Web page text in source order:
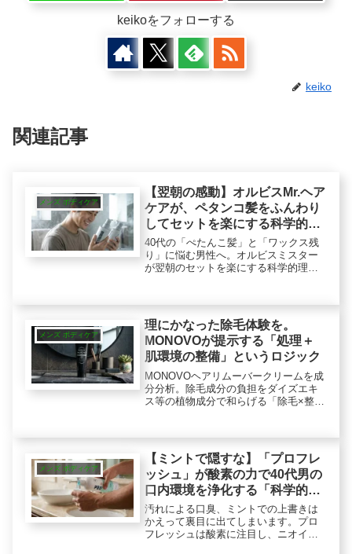
keikoをフォローする
keiko
関連記事
メンズ ボディケア
【翌朝の感動】オルビスMr.ヘア
ケアが、ペタンコ髪をふんわり
してセットを楽にする科学的理
由
40代の「ぺたんこ髪」と「ワックス残
り」に悩む男性へ。オルビスミスター
が翌朝のセットを楽にする科学的理由
ふんわり立ち上がる仕上がりの秘密と
は？haruとの比較も。
メンズ ボディケア
理にかなった除毛体験を。
MONOVOが提示する「処理＋
肌環境の整備」というロジック
MONOVOヘアリムーバークリームを成
分分析。除毛成分の負担をダイズエキ
ス等の植物成分で和らげる「除毛×整
を防ぎ、清潔感ある肌へ。40代の敏感
肌に寄り添う設計を紐解きます。
メンズ ボディケア
【ミントで隠すな】「プロフレ
ッシュ」が酸素の力で40代男の
口内環境を浄化する「科学的ロ
ジック」
汚れによる口臭、ミントでの上書きは
かえって裏目に出てしまいます。プロ
フレッシュは酸素に注目し、ニオイに